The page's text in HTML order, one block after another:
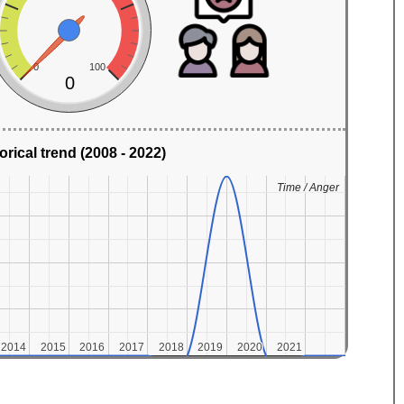
0 100
0
trend (2008 - 2022)
2014
2014 2015
2015 2016
2016 2017
2017 2018
2018 2019
2019 2020
2020 2021
2021
Time / Anger
Time / Anger